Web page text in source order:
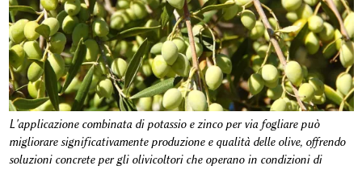
L'applicazione combinata di potassio e zinco per via fogliare può
migliorare significativamente produzione e qualità delle olive, offrendo
soluzioni concrete per gli olivicoltori che operano in condizioni di